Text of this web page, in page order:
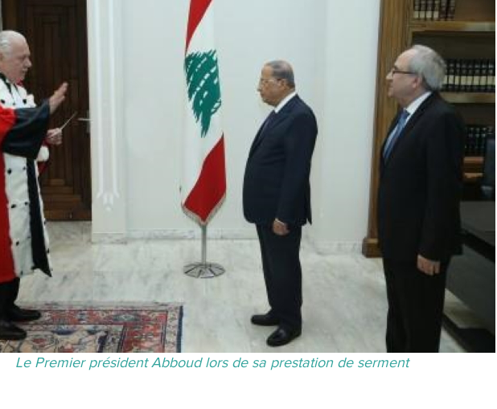
Le Premier président Abboud lors de sa prestation de serment